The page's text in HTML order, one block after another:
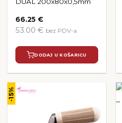
DUAL 200x80x0,5mm
66.25€
53.00 € bez PDV-a
DODAJ U KOŠARICU
-15%